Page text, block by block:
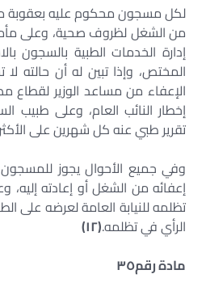
لكل مسجون محكوم عليه بعقوبة
من الشغل لظروف صحية، وعلى
إدارة الخدمات الطبية بالسجون
المختص، وإذا تبين له أن حالته
الإعفاء من مساعد الوزير
إخطار النائب العام، وعلى طبيب
تقرير طبي عنه كل شهرين على
وفي جميع الأحوال يجوز
إعفائه من الشغل أو إعادته
تظلمه للنيابة العامة لعرضه على
الرأي في تظلمه.(١٢)
مادة رقم٣٥